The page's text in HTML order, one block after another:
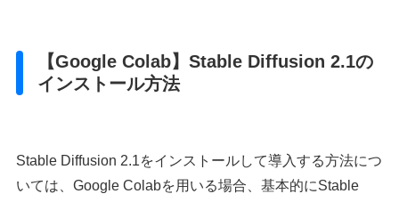
【Google Colab】Stable Diffusion 2.1の
インストール方法
Stable Diffusion 2.1をインストールして導入する方法につ
いては、Google Colabを用いる場合、基本的にStable